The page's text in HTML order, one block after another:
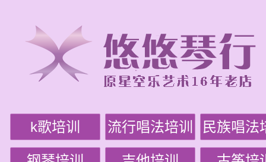
k歌培训 流行唱法培训 民族唱法